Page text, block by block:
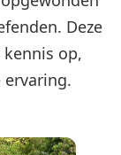
Deze
op,
ervaring.